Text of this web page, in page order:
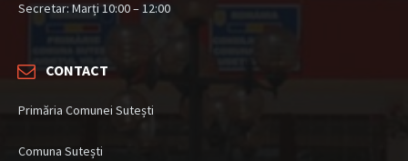
Secretar: Marți 10:00 – 12:00
CONTACT
Primăria Comunei Sutești
Comuna Sutești